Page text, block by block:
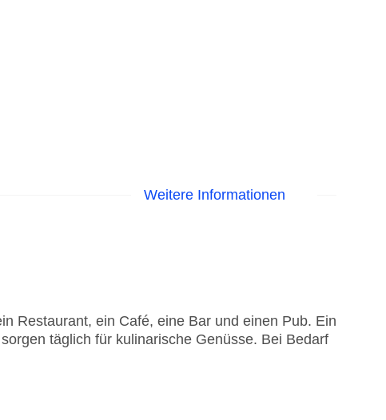
Weitere Informationen
Restaurant, ein Café, eine Bar und einen Pub. Ein
täglich für kulinarische Genüsse. Bei Bedarf